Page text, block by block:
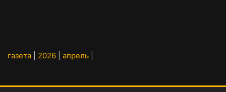
газета 2026 апрель